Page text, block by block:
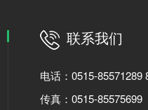
联系我们
电话：0515-85571289
传真：0515-85575699